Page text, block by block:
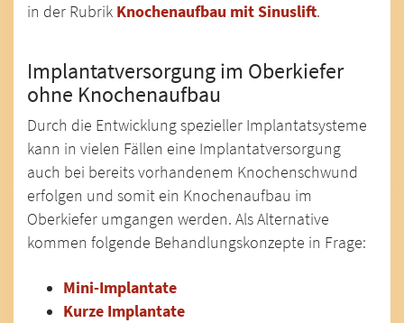
in der Rubrik Knochenaufbau mit Sinuslift.
Implantatversorgung im Oberkiefer
ohne Knochenaufbau
Durch die Entwicklung spezieller Implantatsysteme
kann in vielen Fällen eine Implantatversorgung
auch bei bereits vorhandenem Knochenschwund
erfolgen und somit ein Knochenaufbau im
Oberkiefer umgangen werden. Als Alternative
kommen folgende Behandlungskonzepte in Frage:
Mini-Implantate
Kurze Implantate